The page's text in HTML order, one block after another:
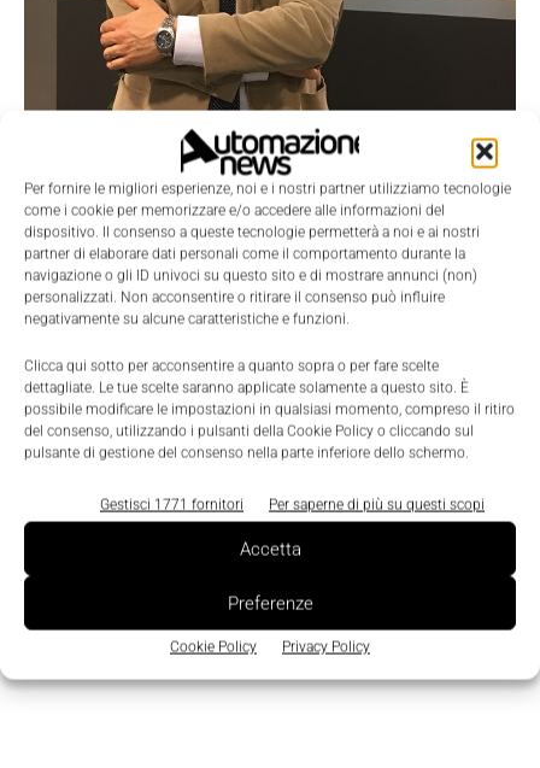
Per fornire le migliori esperienze, noi e i nostri partner utilizziamo tecnologie
come i cookie per memorizzare e/o accedere alle informazioni del
dispositivo. Il consenso a queste tecnologie permetterà a noi e ai nostri
partner di elaborare dati personali come il comportamento durante la
navigazione o gli ID univoci su questo sito e di mostrare annunci (non)
personalizzati. Non acconsentire o ritirare il consenso può influire
negativamente su alcune caratteristiche e funzioni.
Clicca qui sotto per acconsentire a quanto sopra o per fare scelte
dettagliate. Le tue scelte saranno applicate solamente a questo sito. È
possibile modificare le impostazioni in qualsiasi momento, compreso il ritiro
del consenso, utilizzando i pulsanti della Cookie Policy o cliccando sul
pulsante di gestione del consenso nella parte inferiore dello schermo.
Gestisci 1771 fornitori Per saperne di più su questi scopi
Accetta
Preferenze
Cookie Policy Privacy Policy
Scenari
Da Eaton un tool per ottimizzare la
gestione dell’alimentazione elettrica
Nicoletta Buora - 13 Marzo 2018